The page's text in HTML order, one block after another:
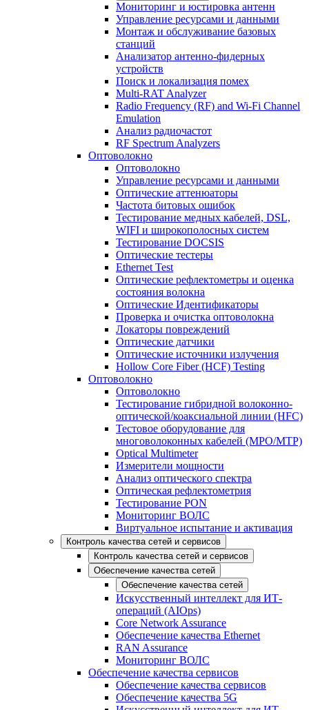
Мониторинг и юстировка антенн
Управление ресурсами и данными
Монтаж и обслуживание базовых
станций
Анализатор антенно-фидерных
устройств
Поиск и локализация помех
Multi-RAT Analyzer
Radio Frequency (RF) and Wi-Fi Channel
Emulation
Анализ радиочастот
RF Spectrum Analyzers
Оптоволокно
Оптоволокно
Управление ресурсами и данными
Оптические aттенюаторы
Частота битовых ошибок
Тестирование медных кабелей, DSL,
WIFI и широкополосных систем
Тестирование DOCSIS
Оптические тестеры
Ethernet Test
Оптические рефлектометры и оценка
состояния волокна
Оптические Идентификаторы
Проверка и очистка оптоволокна
Локаторы повреждений
Оптические датчики
Оптические источники излучения
Hollow Core Fiber (HCF) Testing
Оптоволокно
Оптоволокно
Тестирование гибридной волоконно-
оптической/коаксиальной линии (HFC)
Тестовое оборудование для
многоволоконных кабелей (MPO/MTP)
Optical Multimeter
Измерители мощности
Анализ оптического спектра
Оптическая рефлектометрия
Тестирование PON
Мониторинг ВОЛС
Виртуальное испытание и активация
Контроль качества сетей и сервисов
Контроль качества сетей и сервисов
Обеспечение качества сетей
Обеспечение качества сетей
Искусственный интеллект для ИТ-
операций (AIOps)
Core Network Assurance
Обеспечение качества Ethernet
RAN Assurance
Мониторинг ВОЛС
Обеспечение качества сервисов
Обеспечение качества сервисов
Обеспечение качества 5G